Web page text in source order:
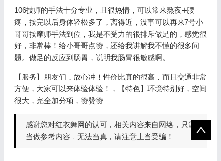
106技师的手法十分专业，且很热情，可以常来熬夜➕腰
疼，按完以后身体轻松多了，离得近，没事可以再来7号小
哥哥按摩师手法到位，我是不受力的很排斥做足的，感觉很
好，非常棒！给小哥哥点赞，还给我讲解我不懂的很多问
题。做足的反应到肠胃，说明我肠胃很敏感啊。
【服务】朋友们，放心冲！性价比真的很高，而且交通非常
方便，大家可以来体验体验！，【特色】环境特别好，空间
很大，完全加分项，赞赞赞
感谢您对红衣舞网的认可，相关内容来自网络，只能
当做参考内容，无法当真，请注意上当受骗！